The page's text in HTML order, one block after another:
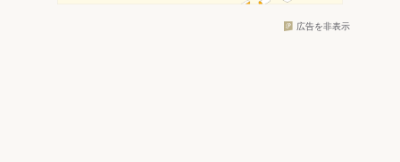
広告を非表示